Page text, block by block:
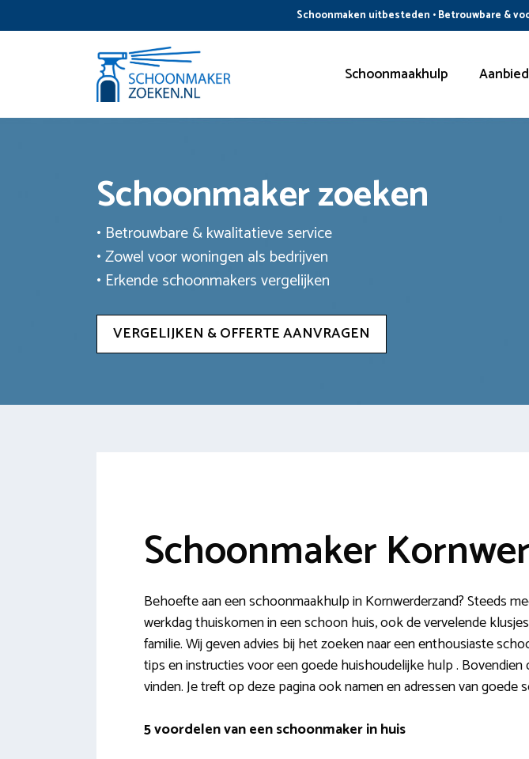
naar
Schoonmaken uitbesteden • Betrouwbare &
Schoonmaakhulp
Schoonmaker zoeken
• Betrouwbare & kwalitatieve service
• Zowel voor woningen als bedrijven
• Erkende schoonmakers vergelijken
VERGELIJKEN & OFFERTE AANVRAGEN
Schoonmaker
Behoefte aan een schoonmaakhulp in Kornwerderzand? Steeds
werkdag thuiskomen in een schoon huis, ook de vervelende
familie. Wij geven advies bij het zoeken naar een enthousiaste
tips en instructies voor een goede huishoudelijke hulp .
vinden. Je treft op deze pagina ook namen en adressen van goede
5 voordelen van een schoonmaker in huis